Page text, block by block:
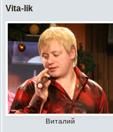
Vita-lik
Виталий